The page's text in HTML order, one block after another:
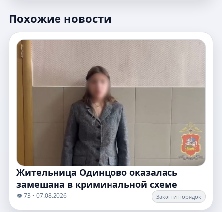
Похожие новости
Жительница Одинцово оказалась
замешана в криминальной схеме
👁️ 73 • 07.08.2026 Закон и порядок